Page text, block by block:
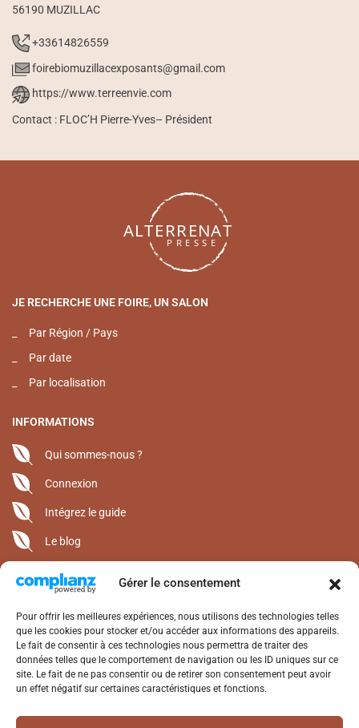
Gérer le consentement
Pour offrir les meilleures expériences, nous utilisons des technologies telles
que les cookies pour stocker et/ou accéder aux informations des appareils.
Le fait de consentir à ces technologies nous permettra de traiter des
données telles que le comportement de navigation ou les ID uniques sur ce
site. Le fait de ne pas consentir ou de retirer son consentement peut avoir
un effet négatif sur certaines caractéristiques et fonctions.
56190 MUZILLAC
+33614826559
foirebiomuzillacexposants@gmail.com
https://www.terreenvie.com
Contact : FLOC’H Pierre-Yves– Président
JE RECHERCHE UNE FOIRE, UN SALON
Par Région / Pays
Par date
Par localisation
INFORMATIONS
Qui sommes-nous ?
Connexion
Intégrez le guide
Le blog
CONTACT
Alterrenat Presse • 05 63 94 15 50
1400 Route de Saint-Michel
Lieu-Dit Alby 82120 Castéra-Bouzet
contact@alterrenat.com
www.alterrenat-presse.com